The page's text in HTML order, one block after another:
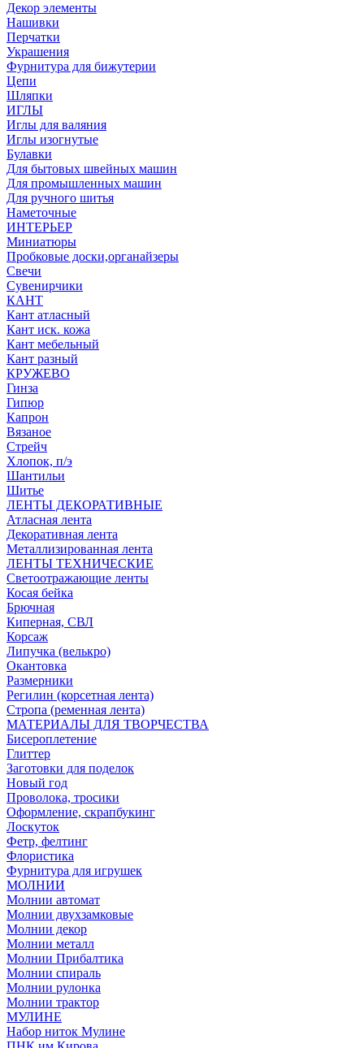
Декор элементы
Нашивки
Перчатки
Украшения
Фурнитура для бижутерии
Цепи
Шляпки
ИГЛЫ
Иглы для валяния
Иглы изогнутые
Булавки
Для бытовых швейных машин
Для промышленных машин
Для ручного шитья
Наметочные
ИНТЕРЬЕР
Миниатюры
Пробковые доски,органайзеры
Свечи
Сувенирчики
КАНТ
Кант атласный
Кант иск. кожа
Кант мебельный
Кант разный
КРУЖЕВО
Гинза
Гипюр
Капрон
Вязаное
Стрейч
Хлопок, п/э
Шантильи
Шитье
ЛЕНТЫ ДЕКОРАТИВНЫЕ
Атласная лента
Декоративная лента
Металлизированная лента
ЛЕНТЫ ТЕХНИЧЕСКИЕ
Светоотражающие ленты
Косая бейка
Брючная
Киперная, СВЛ
Корсаж
Липучка (велькро)
Окантовка
Размерники
Регилин (корсетная лента)
Стропа (ременная лента)
МАТЕРИАЛЫ ДЛЯ ТВОРЧЕСТВА
Бисероплетение
Глиттер
Заготовки для поделок
Новый год
Проволока, тросики
Оформление, скрапбукинг
Лоскуток
Фетр, фелтинг
Флористика
Фурнитура для игрушек
МОЛНИИ
Молнии автомат
Молнии двухзамковые
Молнии декор
Молнии металл
Молнии Прибалтика
Молнии спираль
Молнии рулонка
Молнии трактор
МУЛИНЕ
Набор ниток Мулине